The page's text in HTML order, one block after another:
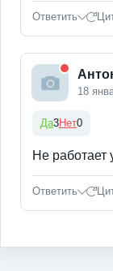
Ответить
18
Да3Нет0
Не работает
Ответить